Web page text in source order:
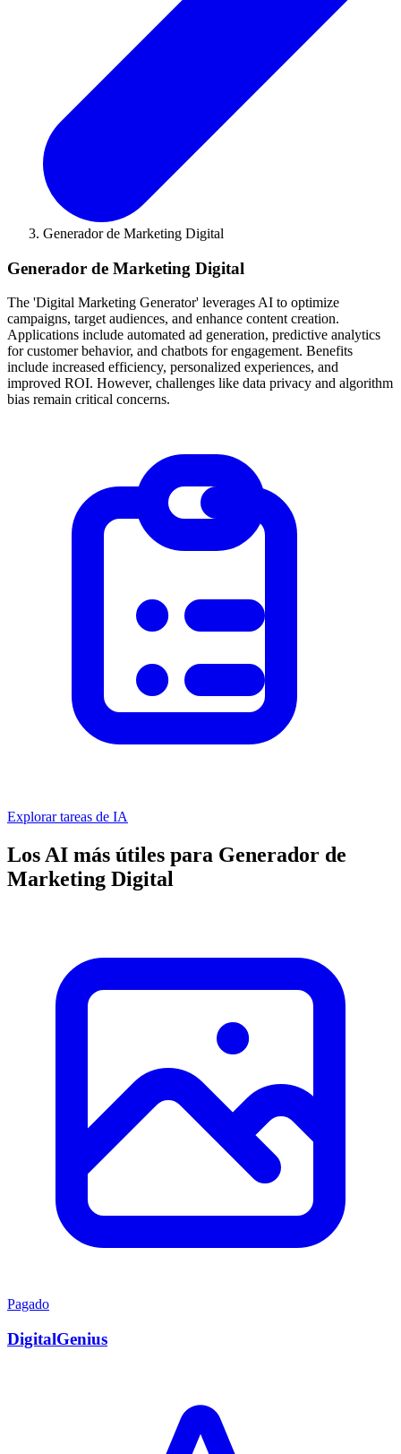
Generador de Marketing Digital
Generador de Marketing Digital
The 'Digital Marketing Generator' leverages AI to optimize
campaigns, target audiences, and enhance content creation.
Applications include automated ad generation, predictive analytics
for customer behavior, and chatbots for engagement. Benefits
include increased efficiency, personalized experiences, and
improved ROI. However, challenges like data privacy and algorithm
bias remain critical concerns.
Explorar tareas de IA
Los AI más útiles para Generador de
Marketing Digital
Pagado
DigitalGenius